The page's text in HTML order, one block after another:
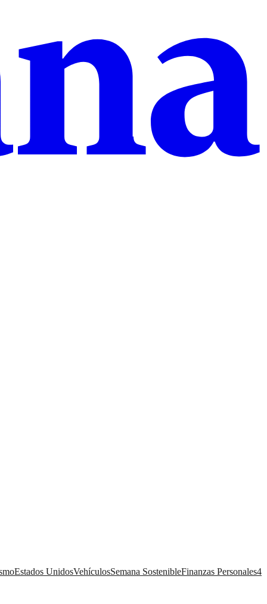
Estados UnidosVehículosSemana SostenibleFinanzas Personales4